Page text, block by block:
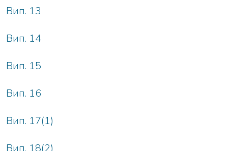
Вип. 13
Вип. 14
Вип. 15
Вип. 16
Вип. 17(1)
Вип. 18(2)